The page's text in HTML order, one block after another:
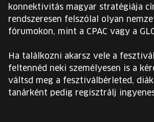
konnektivitás magyar stratégiája
rendszeresen felszólal olyan
fórumokon, mint a CPAC vagy a
Ha találkozni akarsz vele a
feltennéd neki személyesen is a
váltsd meg a fesztiválbérleted,
tanárként pedig regisztrálj